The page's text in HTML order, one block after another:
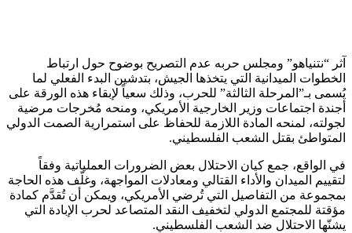
آثر “نتنياهو” ومجلس حربه عدم التصريح بوضوح حول ارتباط
الخطوات الميدانية التي يتخذها الجيش، بتدشين البدء الفعلي لما
يُسمى بـ”المرحلة الثالثة” للحرب، وذلك سعياً لإبقاء هذه الورقة على
أجندة اجتماعات وزير الخارجية الأمريكي، ومنحه مُخرجات مرضية
لجولته، لمنحه المادة اللازمة للحفاظ على استمرارية الصمت الدولي
المتواطئ بقتل الشعب الفلسطيني.
في الواقع، جمع كيان الاحتلال بعض الضرورات العملياتية وفقاً
لتقييم الميدان والأداء القتالي ومعادلات المواجهة، وغلّف هذه الحاجة
بمجموعة من التفاصيل التي تُرضي الأمريكي، ويمكن أن تُقدَّم كمادة
مؤقتة للمجتمع الدولي لتخفيف النقد المتصاعد لحرب الإبادة التي
يشنّها الاحتلال ضد الشعب الفلسطيني.